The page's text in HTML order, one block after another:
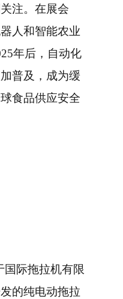
注。在展会
人和智能农业
年后，自动化
普及，成为缓
食品供应安全
国际拖拉机有限
的纯电动拖拉